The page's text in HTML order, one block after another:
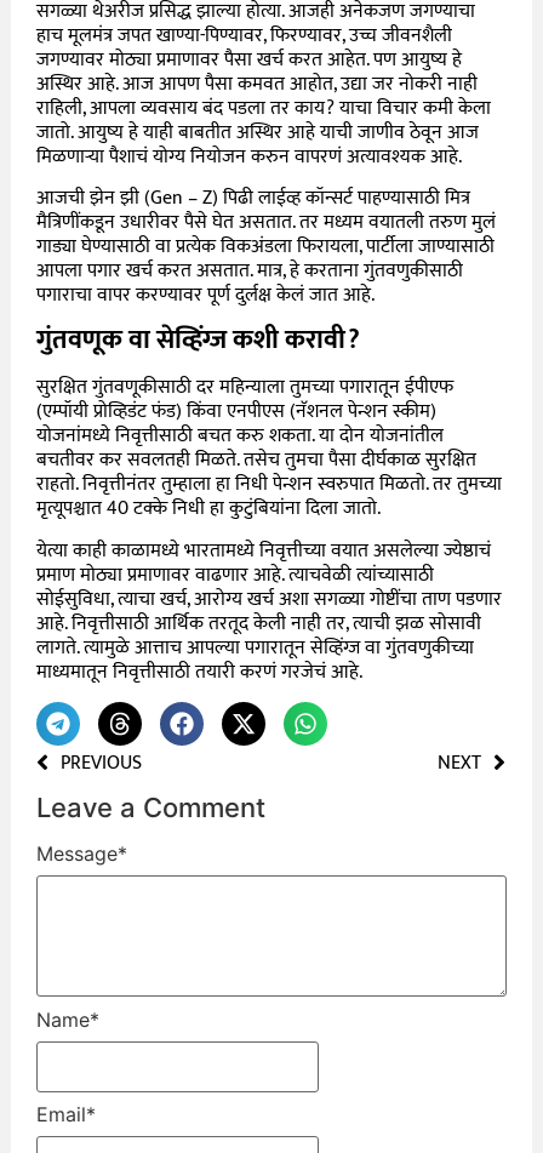
सगळ्या थेअरीज प्रसिद्ध झाल्या होत्या. आजही अनेकजण जगण्याचा
हाच मूलमंत्र जपत खाण्या-पिण्यावर, फिरण्यावर, उच्च जीवनशैली
जगण्यावर मोठ्या प्रमाणावर पैसा खर्च करत आहेत. पण आयुष्य हे
अस्थिर आहे. आज आपण पैसा कमवत आहोत, उद्या जर नोकरी नाही
राहिली, आपला व्यवसाय बंद पडला तर काय? याचा विचार कमी केला
जातो. आयुष्य हे याही बाबतीत अस्थिर आहे याची जाणीव ठेवून आज
मिळणाऱ्या पैशाचं योग्य नियोजन करुन वापरणं अत्यावश्यक आहे.
आजची झेन झी (Gen – Z) पिढी लाईव्ह कॉन्सर्ट पाहण्यासाठी मित्र
मैत्रिणींकडून उधारीवर पैसे घेत असतात. तर मध्यम वयातली तरुण मुलं
गाड्या घेण्यासाठी वा प्रत्येक विकअंडला फिरायला, पार्टीला जाण्यासाठी
आपला पगार खर्च करत असतात. मात्र, हे करताना गुंतवणुकीसाठी
पगाराचा वापर करण्यावर पूर्ण दुर्लक्ष केलं जात आहे.
गुंतवणूक वा सेव्हिंग्ज कशी करावी?
सुरक्षित गुंतवणूकीसाठी दर महिन्याला तुमच्या पगारातून ईपीएफ
(एम्पॉयी प्रोव्हिडंट फंड) किंवा एनपीएस (नॅशनल पेन्शन स्कीम)
योजनांमध्ये निवृत्तीसाठी बचत करु शकता. या दोन योजनांतील
बचतीवर कर सवलतही मिळते. तसेच तुमचा पैसा दीर्घकाळ सुरक्षित
राहतो. निवृत्तीनंतर तुम्हाला हा निधी पेन्शन स्वरुपात मिळतो. तर तुमच्या
मृत्यूपश्चात 40 टक्के निधी हा कुटुंबियांना दिला जातो.
येत्या काही काळामध्ये भारतामध्ये निवृत्तीच्या वयात असलेल्या ज्येष्ठाचं
प्रमाण मोठ्या प्रमाणावर वाढणार आहे. त्याचवेळी त्यांच्यासाठी
सोईसुविधा, त्याचा खर्च, आरोग्य खर्च अशा सगळ्या गोष्टींचा ताण पडणार
आहे. निवृत्तीसाठी आर्थिक तरतूद केली नाही तर, त्याची झळ सोसावी
लागते. त्यामुळे आत्ताच आपल्या पगारातून सेव्हिंग्ज वा गुंतवणुकीच्या
माध्यमातून निवृत्तीसाठी तयारी करणं गरजेचं आहे.
PREVIOUS NEXT
Leave a Comment
Message*
Name*
Email*